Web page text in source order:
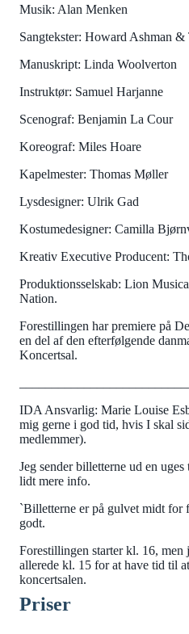
Musik: Alan Menken
Sangtekster: Howard Ashman
Manuskript: Linda Woolverton
Instruktør: Samuel Harjanne
Scenograf: Benjamin La Cour
Koreograf: Miles Hoare
Kapelmester: Thomas Møller
Lysdesigner: Ulrik Gad
Kostumedesigner: Camilla
Kreativ Executive Producent:
Produktionsselskab: Lion
Nation.
Forestillingen har premiere på
en del af den efterfølgende
Koncertsal.
IDA Ansvarlig: Marie Louise
mig gerne i god tid, hvis I skal
medlemmer).
Jeg sender billetterne ud en
lidt mere info.
`Billetterne er på gulvet midt
godt.
Forestillingen starter kl. 16,
allerede kl. 15 for at have tid til
koncertsalen.
Priser